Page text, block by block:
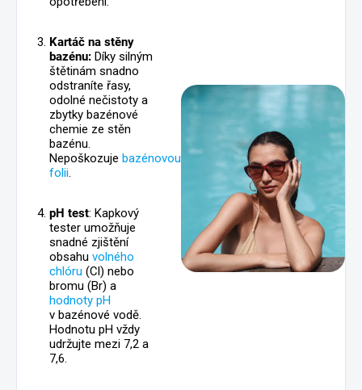
Kartáč na stěny
bazénu: Díky silným
štětinám snadno
odstraníte řasy,
odolné nečistoty a
zbytky bazénové
chemie ze stěn
bazénu.
Nepoškozuje bazénovou
folii
pH test: Kapkový
tester umožňuje
snadné zjištění
obsahu volného
chlóru (Cl) nebo
bromu (Br) a
hodnoty pH
v bazénové vodě.
Hodnotu pH vždy
udržujte mezi 7,2 a
7,6.